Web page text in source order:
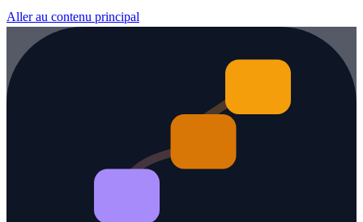
Aller au contenu principal